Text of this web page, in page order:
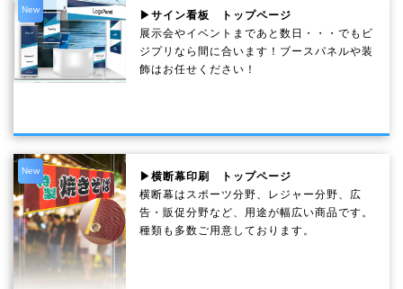
New
▶サイン看板 トップページ
展示会やイベントまであと数日・・・でもビ
ジプリなら間に合います！ブースパネルや装
飾はお任せください！
New
▶横断幕印刷 トップページ
横断幕はスポーツ分野、レジャー分野、広
告・販促分野など、用途が幅広い商品です。
種類も多数ご用意しております。